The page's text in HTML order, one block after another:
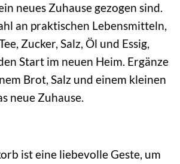
neues Zuhause gezogen sind.
an praktischen Lebensmitteln,
Zucker, Salz, Öl und Essig,
Start im neuen Heim. Ergänze
Brot, Salz und einem kleinen
neue Zuhause.
ist eine liebevolle Geste, um